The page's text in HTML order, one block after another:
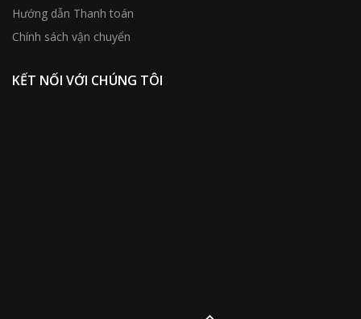
Hướng dẫn Thanh toán
Chính sách vận chuyển
KẾT NỐI VỚI CHÚNG TÔI